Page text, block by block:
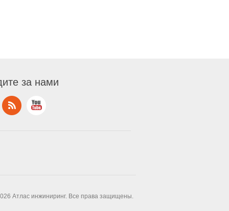
за нами
Атлас инжиниринг. Все права защищены.